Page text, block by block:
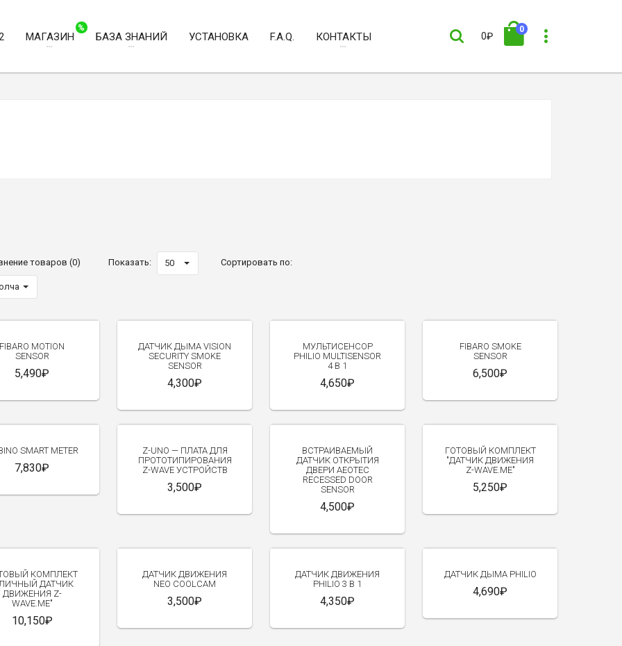
0₽
0
МАГАЗИН
%
БАЗА ЗНАНИЙ УСТАНОВКА F.A.Q. КОНТАКТЫ
товаров (0) Показать: 50 Сортировать по:
FIBARO MOTION
SENSOR
5,490₽
ДАТЧИК ДЫМА VISION
SECURITY SMOKE
SENSOR
4,300₽
МУЛЬТИСЕНСОР
PHILIO MULTISENSOR
4 В 1
4,650₽
FIBARO SMOKE
SENSOR
6,500₽
SMART METER
7,830₽
Z-UNO — ПЛАТА ДЛЯ
ПРОТОТИПИРОВАНИЯ
Z-WAVE УСТРОЙСТВ
3,500₽
ВСТРАИВАЕМЫЙ
ДАТЧИК ОТКРЫТИЯ
ДВЕРИ AEOTEC
RECESSED DOOR
SENSOR
4,500₽
ГОТОВЫЙ КОМПЛЕКТ
"ДАТЧИК ДВИЖЕНИЯ
Z-WAVE.ME"
5,250₽
КОМПЛЕКТ
ДАТЧИК
ДВИЖЕНИЯ Z-
WAVE.ME"
10,150₽
ДАТЧИК ДВИЖЕНИЯ
NEO COOLCAM
3,500₽
ДАТЧИК ДВИЖЕНИЯ
PHILIO 3 В 1
4,350₽
ДАТЧИК ДЫМА PHILIO
4,690₽